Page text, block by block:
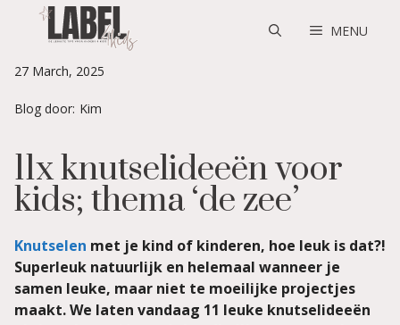
MENU
27 March, 2025
Blog door: Kim
11x knutselideeën voor
kids; thema ‘de zee’
Knutselen met je kind of kinderen, hoe leuk is dat?!
Superleuk natuurlijk en helemaal wanneer je
samen leuke, maar niet te moeilijke projectjes
maakt. We laten vandaag 11 leuke knutselideeën